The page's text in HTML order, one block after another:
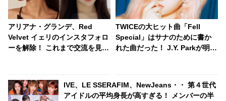
アリアナ・グランデ、Red
Velvet イェリのインスタフォロ
ーを解除！ これまで交流を見せ
TWICEの大ヒット曲「Fell
Special」はサナのために書か
れた曲だった！ J.Y. Parkが明か
IVE、LE SSERAFIM、NewJeans・・ 第４世代
アイドルの平均身長が高すぎる！ メンバーの半